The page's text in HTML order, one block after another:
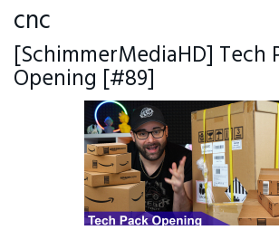
cnc
[SchimmerMediaHD] Tech
Opening [#89]